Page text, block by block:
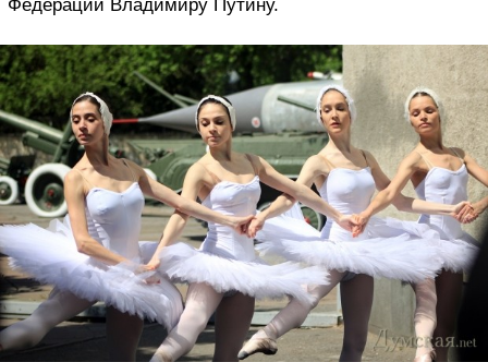
Федерации Владимиру Путину.